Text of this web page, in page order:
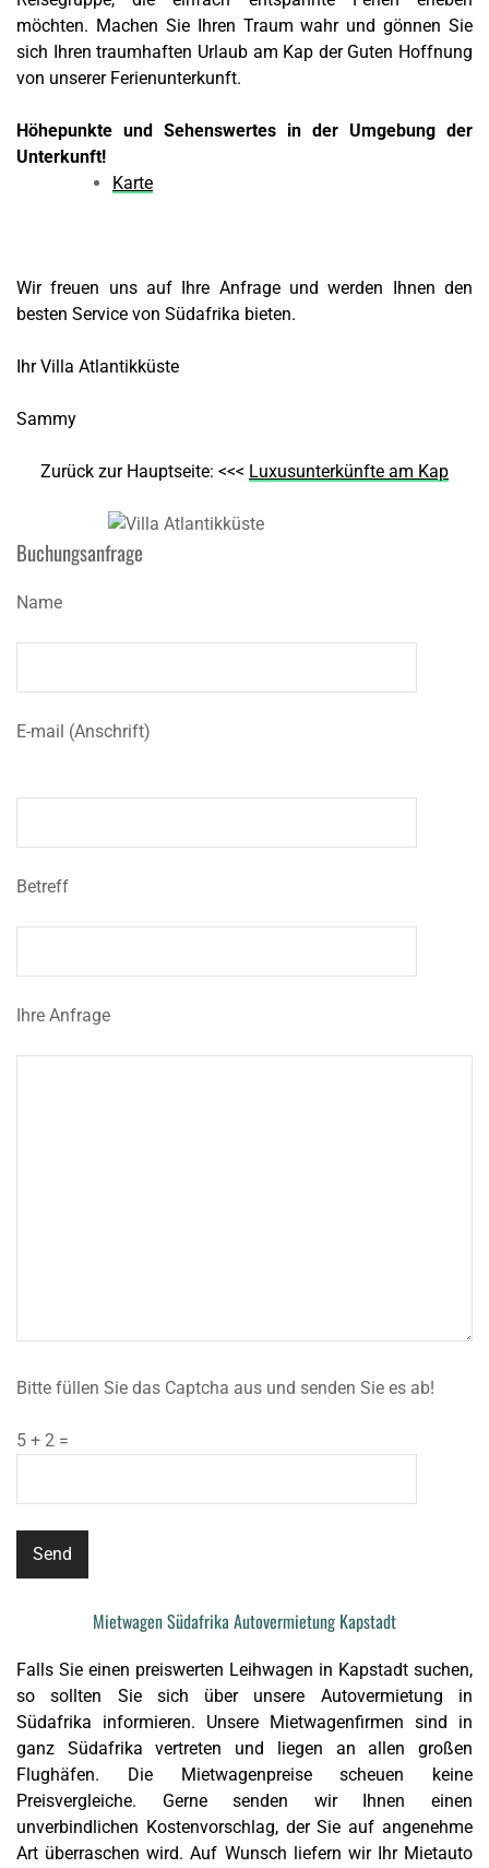
möchten. Machen Sie Ihren Traum wahr und gönnen Sie
sich Ihren traumhaften Urlaub am Kap der Guten Hoffnung
von unserer Ferienunterkunft.
Höhepunkte und Sehenswertes in der Umgebung der
Unterkunft!
Karte
Wir freuen uns auf Ihre Anfrage und werden Ihnen den
besten Service von Südafrika bieten.
Ihr Villa Atlantikküste
Sammy
Zurück zur Hauptseite: <<< Luxusunterkünfte am Kap
Buchungsanfrage
Name
E-mail (Anschrift)
Betreff
Ihre Anfrage
Bitte füllen Sie das Captcha aus und senden Sie es ab!
5 + 2 =
Mietwagen Südafrika Autovermietung Kapstadt
Falls Sie einen preiswerten Leihwagen in Kapstadt suchen,
so sollten Sie sich über unsere Autovermietung in
Südafrika informieren. Unsere Mietwagenfirmen sind in
ganz Südafrika vertreten und liegen an allen großen
Flughäfen. Die Mietwagenpreise scheuen keine
Preisvergleiche. Gerne senden wir Ihnen einen
unverbindlichen Kostenvorschlag, der Sie auf angenehme
Art überraschen wird. Auf Wunsch liefern wir Ihr Mietauto